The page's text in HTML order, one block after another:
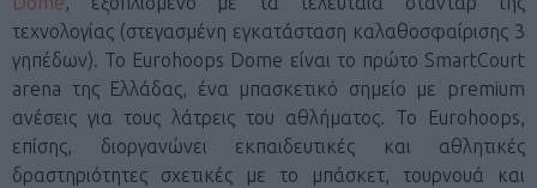
τεχνολογίας (στεγασμένη εγκατάσταση καλαθοσφαίρισης 3
γηπέδων). Το Eurohoops Dome είναι το πρώτο SmartCourt
arena της Ελλάδας, ένα μπασκετικό σημείο με premium
ανέσεις για τους λάτρεις του αθλήματος. Το Eurohoops,
επίσης, διοργανώνει εκπαιδευτικές και αθλητικές
δραστηριότητες σχετικές με το μπάσκετ, τουρνουά και